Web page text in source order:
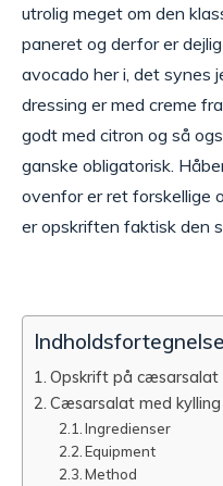
utrolig meget om den
paneret og derfor er
avocado her i, det synes
dressing er med creme
godt med citron og så
ganske obligatorisk.
ovenfor er ret forskellige
er opskriften faktisk den
Indholdsfortegnelse
Opskrift på cæsarsalat
Cæsarsalat med kylling
Ingredienser
Equipment
Method